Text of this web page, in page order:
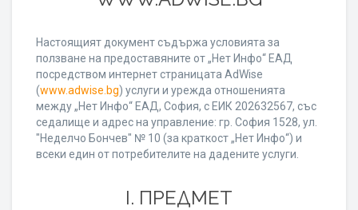
Настоящият документ съдържа условията за
ползване на предоставяните от „Нет Инфо“ ЕАД
посредством интернет страницата AdWise
(www.adwise.bg) услуги и урежда отношенията
между „Нет Инфо“ ЕАД, София, с ЕИК 202632567, със
седалище и адрес на управление: гр. София 1528, ул.
"Неделчо Бончев" № 10 (за краткост „Нет Инфо“) и
всеки един от потребителите на дадените услуги.
І. ПРЕДМЕТ